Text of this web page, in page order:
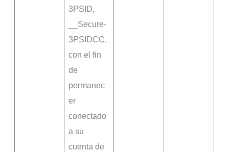
3PSID,
__Secure-
3PSIDCC,
con el fin
de
permanec
er
conectado
a su
cuenta de